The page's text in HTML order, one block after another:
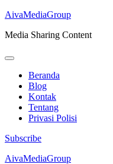
AivaMediaGroup
Media Sharing Content
Beranda
Blog
Kontak
Tentang
Privasi Polisi
Subscribe
Lompat
AivaMediaGroup